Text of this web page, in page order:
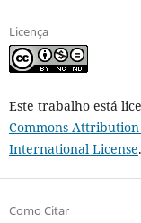
Licença
Este trabalho está
Commons
International License.
Como Citar